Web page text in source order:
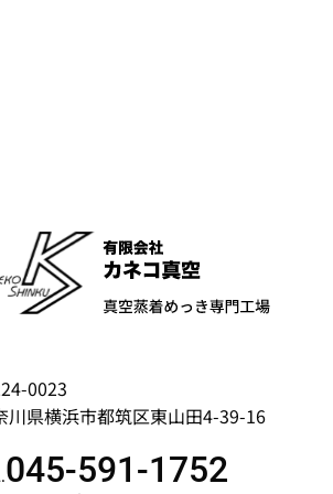
0023
川県横浜市都筑区東山田4-39-16
045-591-1752